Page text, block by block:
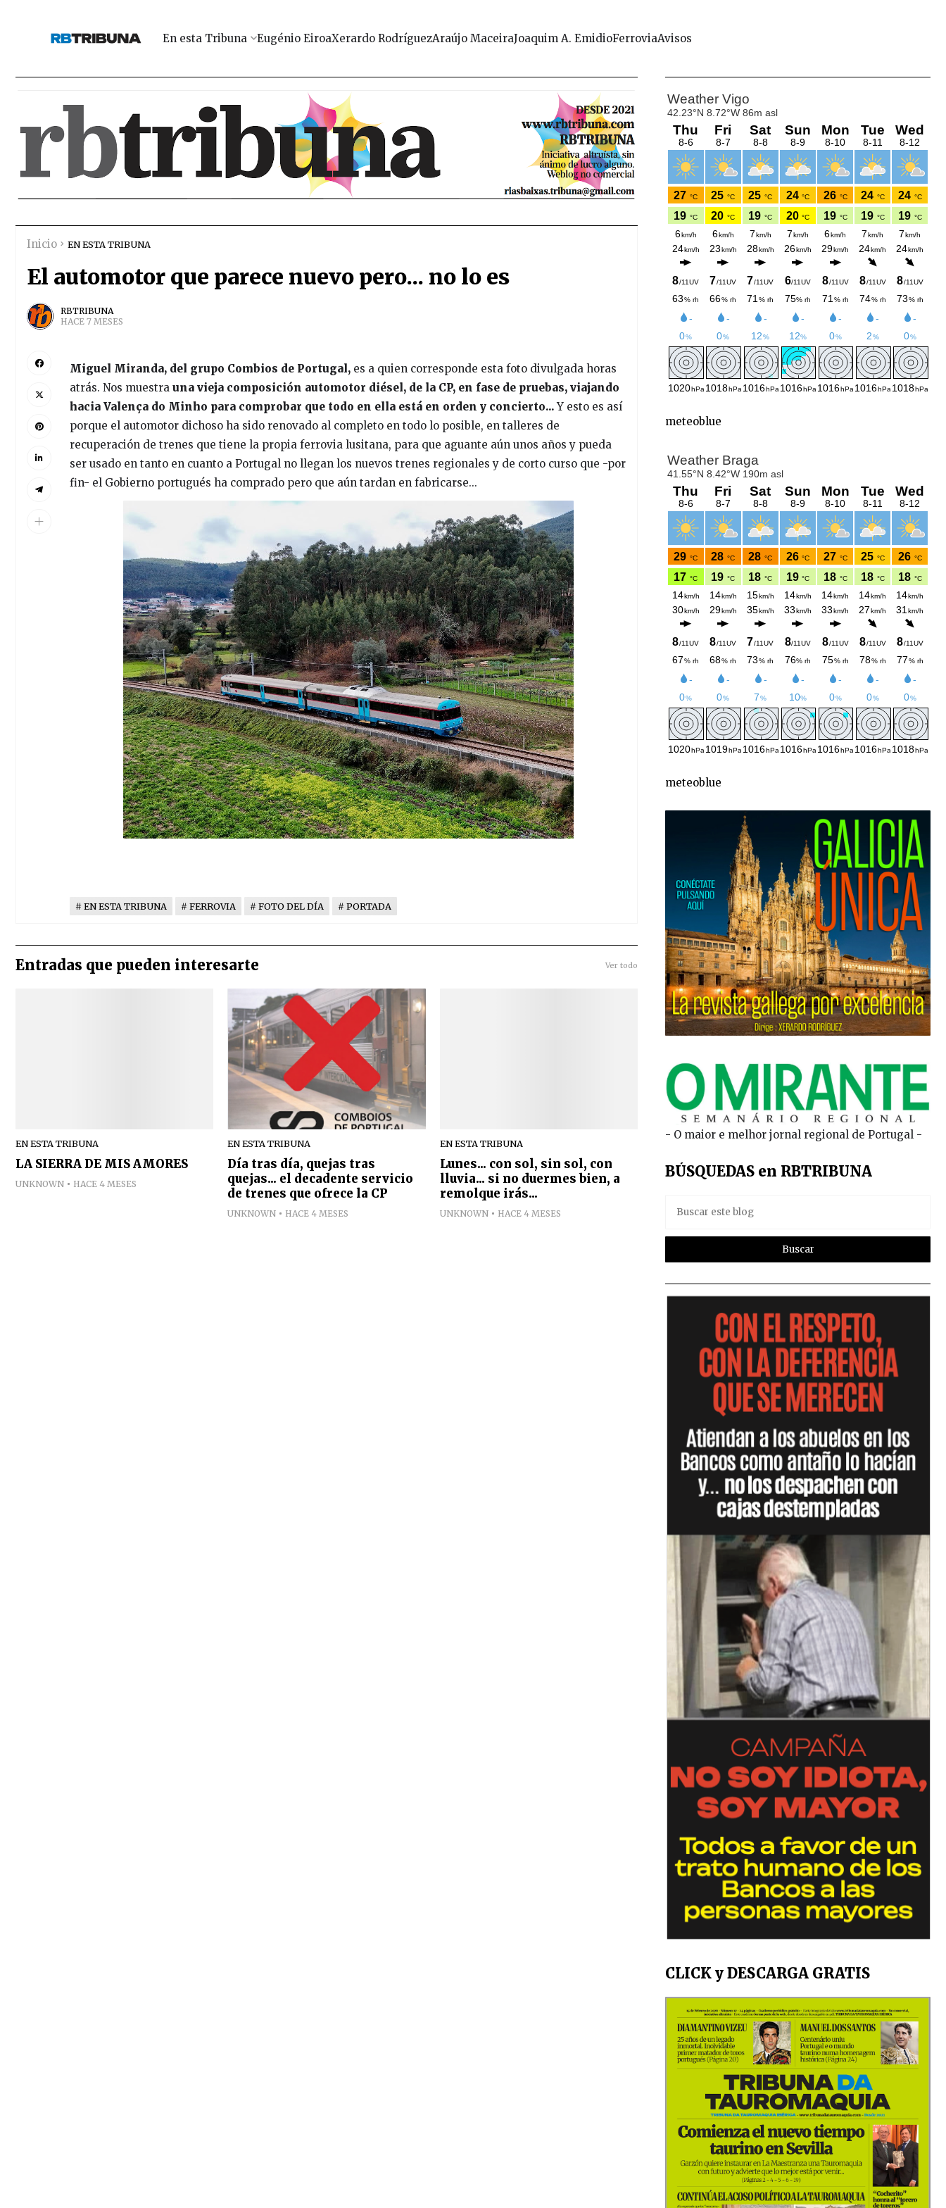
En esta Tribuna Eugénio EiroaXerardo RodríguezAraújo MaceiraJoaquim A. EmidioFerroviaAvisos
Inicio EN ESTA TRIBUNA
El automotor que parece nuevo pero... no lo es
RBTRIBUNA
HACE 7 MESES
Miguel Miranda, del grupo Combios de Portugal, es a quien corresponde esta foto divulgada horas
atrás. Nos muestra una vieja composición automotor diésel, de la CP, en fase de pruebas, viajando
hacia Valença do Minho para comprobar que todo en ella está en orden y concierto...Y esto es así
porque el automotor dichoso ha sido renovado al completo en todo lo posible, en talleres de
recuperación de trenes que tiene la propia ferrovia lusitana, para que aguante aún unos años y pueda
ser usado en tanto en cuanto a Portugal no llegan los nuevos trenes regionales y de corto curso que -por
fin- el Gobierno portugués ha comprado pero que aún tardan en fabricarse...
EN ESTA TRIBUNA FERROVIA FOTO DEL DÍA PORTADA
Entradas que pueden interesarte Ver todo
EN ESTA TRIBUNA
LA SIERRA DE MIS AMORES
UNKNOWN HACE 4 MESES
EN ESTA TRIBUNA
Día tras día, quejas tras
quejas... el decadente servicio
de trenes que ofrece la CP
UNKNOWN HACE 4 MESES
EN ESTA TRIBUNA
Lunes... con sol, sin sol, con
lluvia... si no duermes bien, a
remolque irás...
UNKNOWN HACE 4 MESES
meteoblue
meteoblue
- O maior e melhor jornal regional de Portugal -
BÚSQUEDAS en RBTRIBUNA
CLICK y DESCARGA GRATIS